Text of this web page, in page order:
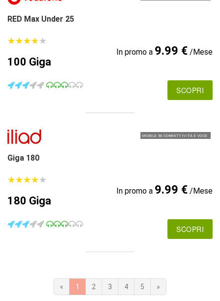
RED Max Under 25
★★★★★
★★★★★
100 Giga
In promo a 9.99 €/Mese
SCOPRI
MOBILE 5G CONNETTIVITÀ E VOCE
Giga 180
★★★★★
★★★★★
180 Giga
In promo a 9.99 €/Mese
SCOPRI
« 1 2 3 4 5 »